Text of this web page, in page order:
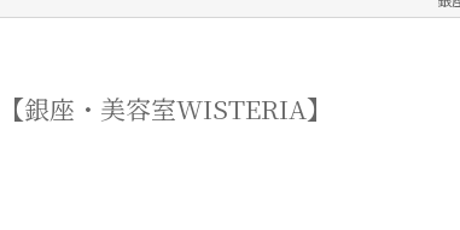
銀座・美容室WISTERIA】